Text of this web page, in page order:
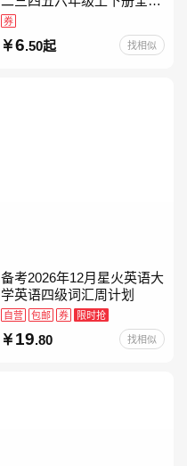
人教版读读童谣和儿歌小鲤
鱼跳龙门和大人一起读中国
古代寓言安徒生童话学生阅
券
6.50起 找相似
备考2026年12月星火英语大
学英语四级词汇周计划
自营 包邮 券 限时抢
19.80 找相似